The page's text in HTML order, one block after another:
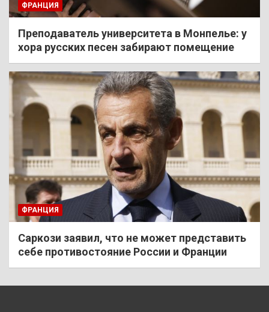
ФРАНЦИЯ
Преподаватель университета в Монпелье: у
хора русских песен забирают помещение
ФРАНЦИЯ
Саркози заявил, что не может представить
себе противостояние России и Франции